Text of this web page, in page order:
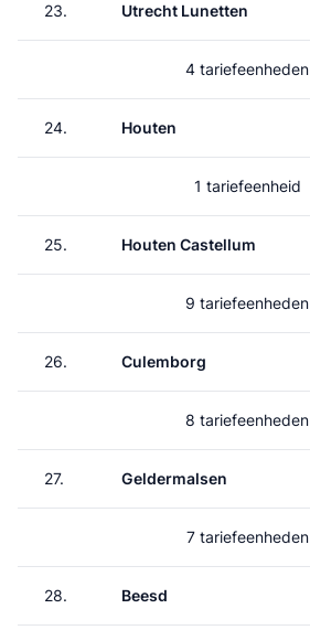
23. Utrecht Lunetten
4 tariefeenheden
24. Houten
1 tariefeenheid
25. Houten Castellum
9 tariefeenheden
26. Culemborg
8 tariefeenheden
27. Geldermalsen
7 tariefeenheden
28. Beesd